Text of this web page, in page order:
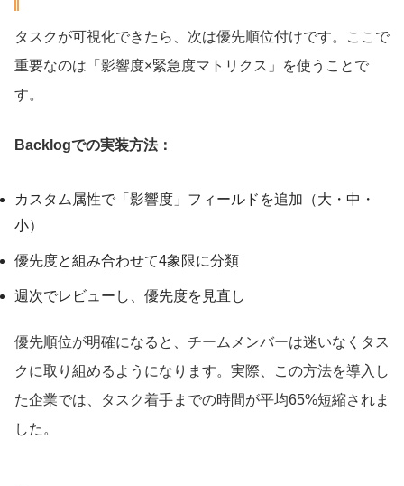
タスクが可視化できたら、次は優先順位付けです。ここで
重要なのは「影響度×緊急度マトリクス」を使うことで
す。
Backlogでの実装方法：
カスタム属性で「影響度」フィールドを追加（大・中・
小）
優先度と組み合わせて4象限に分類
週次でレビューし、優先度を見直し
優先順位が明確になると、チームメンバーは迷いなくタス
クに取り組めるようになります。実際、この方法を導入し
た企業では、タスク着手までの時間が平均65%短縮されま
した。